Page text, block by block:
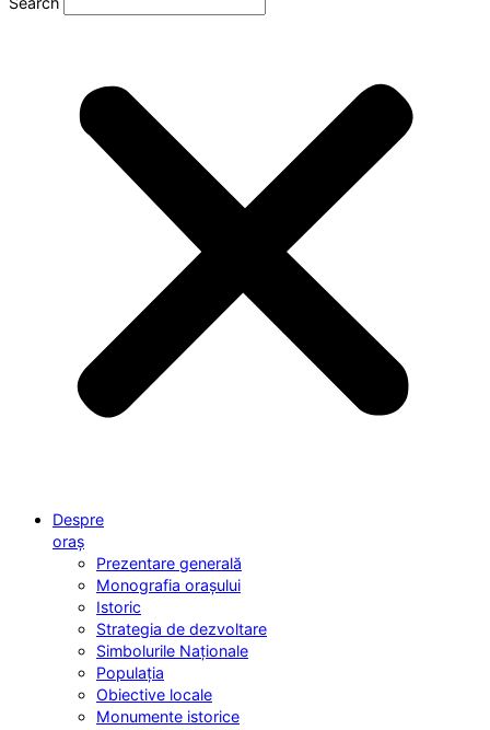
Despre
oraș
Prezentare generală
Monografia orașului
Istoric
Strategia de dezvoltare
Simbolurile Naționale
Populația
Obiective locale
Monumente istorice